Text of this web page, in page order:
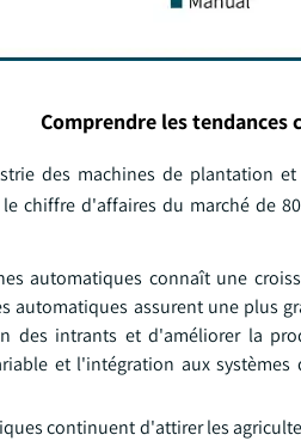
Comprendre les tendances
des machines de plantation
chiffre d'affaires du marché de
automatiques connaît une
automatiques assurent une plus
des intrants et d'améliorer la
et l'intégration aux
continuent d'attirer les